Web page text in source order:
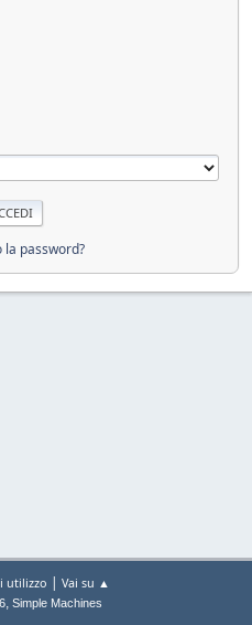
password?
utilizzo | Vai su ▲
, Simple Machines